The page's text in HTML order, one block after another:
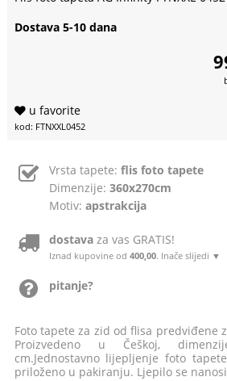
Dostava 5-10 dana
u favorite
kod: FTNXXL0452
Vrsta tapete: flis foto tapete
Dimenzije: 360x270cm
Motiv: apstrakcija
dostavaza vas GRATIS!
Iznad kupovine od 400,00. Inače slijedi ▼
pitanje?
Foto tapete za zid od flisa predviđene
Proizvedeno u Češkoj,
cm.Jednostavno lijepljenje foto
priloženo u pakiranju. Ljepilo se